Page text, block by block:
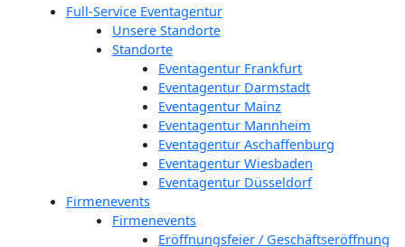
Full-Service Eventagentur
Unsere Standorte
Standorte
Eventagentur Frankfurt
Eventagentur Darmstadt
Eventagentur Mainz
Eventagentur Mannheim
Eventagentur Aschaffenburg
Eventagentur Wiesbaden
Eventagentur Düsseldorf
Firmenevents
Firmenevents
Eröffnungsfeier / Geschäftseröffnung